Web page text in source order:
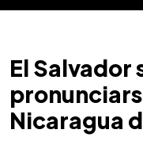
El Salvador
Nicaragua